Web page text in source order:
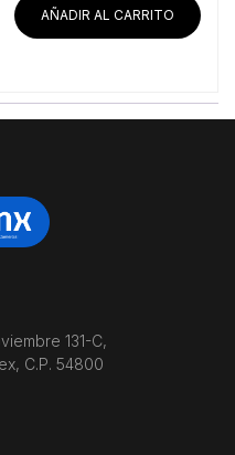
era:
$19,458.62.
AÑADIR AL CARRITO
131-C,
C.P. 54800